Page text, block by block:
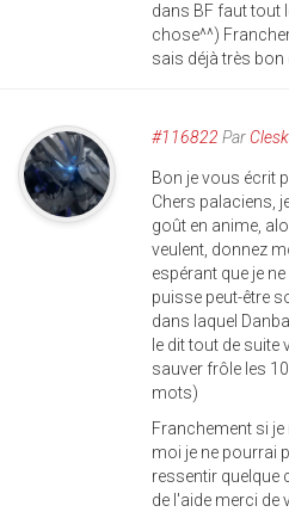
dans BF faut tout
chose^^)
sais déjà très
#116822 Par
Bon je vous écrit
Chers palaciens,
goût en anime,
veulent, donnez
espérant que je
puisse peut-être
dans laquel
le dit tout de
sauver frôle les
mots)
Franchement si
moi je ne pourrai
ressentir quelque
de l'aide merci de